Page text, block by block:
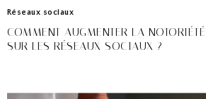
Réseaux sociaux
COMMENT AUGMENTER LA
SUR LES RÉSEAUX SOCIAUX ?